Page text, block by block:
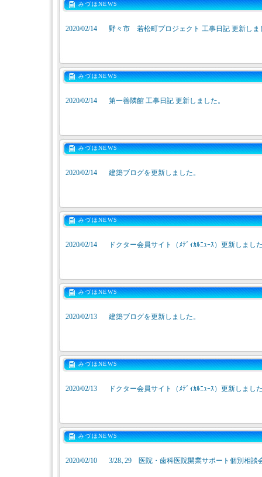
みづほNEWS
2020/02/14 野々市 若松町プロジェクト 工事日記 更新しま
みづほNEWS
2020/02/14 第一善隣館 工事日記 更新しました。
みづほNEWS
2020/02/14 建築ブログを更新しました。
みづほNEWS
2020/02/14 ドクター会員サイト（ﾒﾃﾞｨｶﾙﾆｭｰｽ）更新しまし
みづほNEWS
2020/02/13 建築ブログを更新しました。
みづほNEWS
2020/02/13 ドクター会員サイト（ﾒﾃﾞｨｶﾙﾆｭｰｽ）更新しまし
みづほNEWS
2020/02/10 3/28､29 医院・歯科医院開業サポート個別相談